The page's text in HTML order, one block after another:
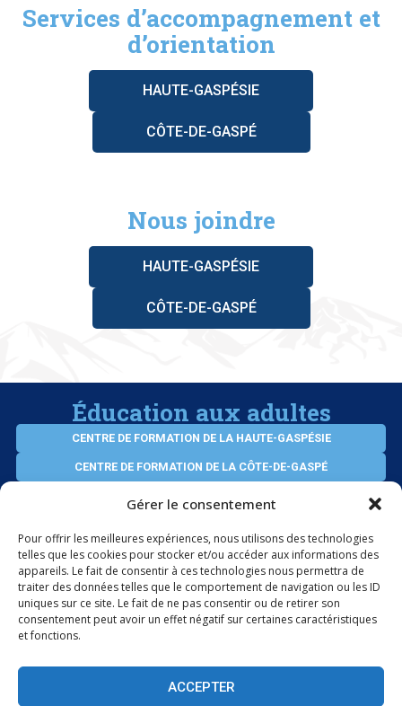
Gérer le consentement
Pour offrir les meilleures expériences, nous utilisons des technologies
telles que les cookies pour stocker et/ou accéder aux informations des
appareils. Le fait de consentir à ces technologies nous permettra de
traiter des données telles que le comportement de navigation ou les ID
uniques sur ce site. Le fait de ne pas consentir ou de retirer son
consentement peut avoir un effet négatif sur certaines caractéristiques
et fonctions.
ACCEPTER
Services d’accompagnement et
d’orientation
HAUTE-GASPÉSIE
CÔTE-DE-GASPÉ
Nous joindre
HAUTE-GASPÉSIE
CÔTE-DE-GASPÉ
Éducation aux adultes
CENTRE DE FORMATION DE LA HAUTE-GASPÉSIE
CENTRE DE FORMATION DE LA CÔTE-DE-GASPÉ
SERVICES AUX ENTREPRISES
ÉLÈVES INTERNATIONAUX